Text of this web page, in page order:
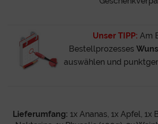
Unser TIPP: Am
Bestellprozesses
auswählen und
Lieferumfang: 1x Ananas, 1x Apfel, 1x